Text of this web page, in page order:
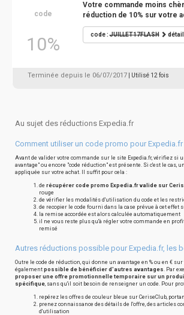
code
10%
Votre commande moins
réduction de 10% sur votre
code :JUILLET17FLASH
Terminée depuis le 06/07/2017 | Utilisé 12 fois
Au sujet des réductions Expedia.fr
Comment utiliser un code promo pour Expedia.fr
Avant de valider votre commande sur le site Expedia.fr, vérifiez si
avantage" ou encore "code réduction" est présente. Si c'est le cas,
appliquée sur votre achat. Il suffit pour cela :
de récupérer code promo Expedia.fr valide sur
rouge
de vérifier les modalités d'utilisation du code et les
de recopier le code fourni dans la case prévue à cet effet
la remise accordée est alors calculée automatiquement
il ne vous reste plus qu'à régler votre commande en
remisé
Autres réductions possible pour Expedia.fr, les
Outre le code de réduction, qui donne un avantage en % ou en €
également possible de bénéficier d'autres avantages. Par
proposer une offre promotionnelle temporaire sur un
spécifique, sans qu'il soit besoin de renseigner un code. Pour
repérez les offres de couleur bleue sur CeriseClub,
prenez connaissance des détails de l'offre, des articles
d'utilisation